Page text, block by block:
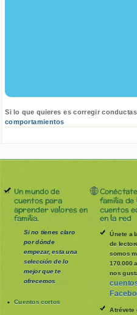
Si lo que quieres es corregir
comportamientos
Un mundo de
cuentos para
aprender valores en
familia.
Si no tienes claro
por dónde
empezar, esta una
selección de lo
mejor que te
ofrecemos
Cuentos cortos
familia de
cuentos
en la red
Únete a
de
somos
170.000
nos
Atrévete